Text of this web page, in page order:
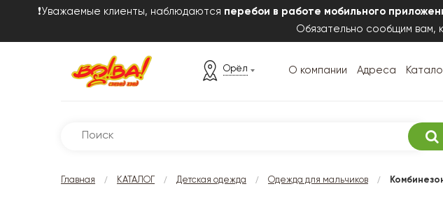
❗Уважаемые клиенты, наблюдаются перебои в работе мобильного
Обязательно сообщим вам,
Орёл О компании Адреса
Главная / КАТАЛОГ / Детская одежда / Одежда для мальчиков /